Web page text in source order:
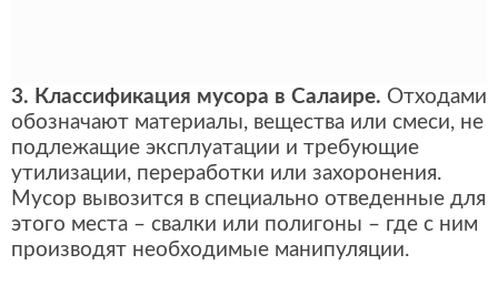
3. Классификация мусора в Салаире. Отходами
обозначают материалы, вещества или смеси, не
подлежащие эксплуатации и требующие
утилизации, переработки или захоронения.
Мусор вывозится в специально отведенные для
этого места – свалки или полигоны – где с ним
производят необходимые манипуляции.